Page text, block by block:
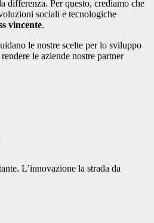
differenza. Per questo, crediamo che
sociali e tecnologiche
vincente.
le nostre scelte per lo sviluppo
le aziende nostre partner
L’innovazione la strada da